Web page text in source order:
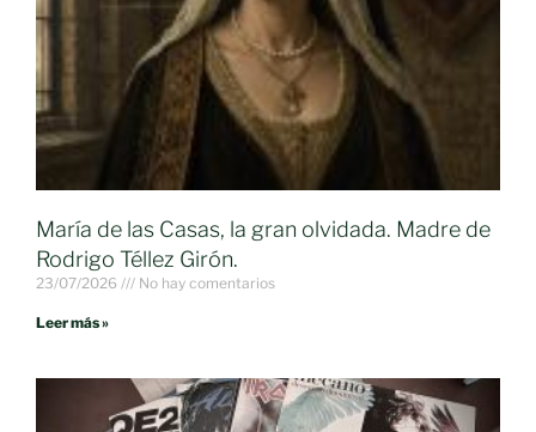
María de las Casas, la gran olvidada. Madre de
Rodrigo Téllez Girón.
23/07/2026 No hay comentarios
Leer más »